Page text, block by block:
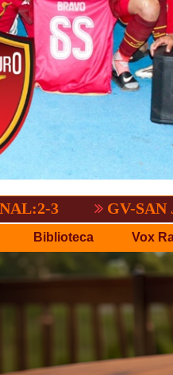
GV-SAN JOSÉ,
Biblioteca Vox